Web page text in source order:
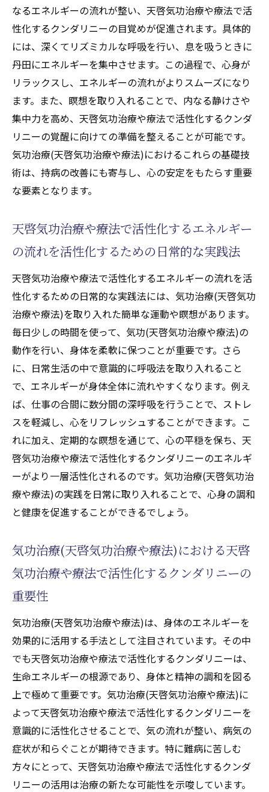
の覚醒を通じて自然治癒力を引き出す方法
天啓気功治療や療法で活性化するクンダリ
ニー覚醒のプロセスと予測される効果
自然治癒力を高めるための気功法(天啓気功
治療や療法)
天啓気功治療や療法で活性化するクンダリ
ニーと免疫系の関係性
気功治療(天啓気功治療や療法)がもたらす体
質改善の可能性
自己治癒力を引き出すための実践的なアプ
意識の成長を促進する天啓気功治療や療法
気功治療(天啓気功治療や療法)で得られる精神
的強さと意識の成長
気功治療(天啓気功治療や療法)がもたらす精
神的安定感の向上
意識の成長と自己啓発の重要性
精神的強さを育むための具体的なステップ
心の平穏を求めるための気功法(天啓気功治
療や療法)
気功治療(天啓気功治療や療法)とメンタルヘ
ルスの関係性
感情的なバランスを取り戻すための実践法
天啓気功治療や療法で活性化するチャクラの統
合がもたらす健康と心の安定
天啓気功治療や療法で活性化するチャクラ
全体的な健康に影響を与える天啓気功治療
や療法で活性化するチャクラ統合
心の安定と天啓気功治療や療法で活性化す
るチャクラの関係性
気功治療(天啓気功治療や療法)で天啓気功治
療や療法で活性化するチャクラを統合する
実践方法
天啓気功治療や療法で活性化するチャクラ
の調和がもたらす生活の質向上
気功治療(天啓気功治療や療法)の実践が導く新
しい健康への希望
なるエネルギーの流れが整い、天啓気功治療や療法で活
性化するクンダリニーの目覚めが促進されます。具体的
には、深くてリズミカルな呼吸を行い、息を吸うときに
丹田にエネルギーを集中させます。この過程で、心身が
リラックスし、エネルギーの流れがよりスムーズになり
ます。また、瞑想を取り入れることで、内なる静けさや
集中力を高め、天啓気功治療や療法で活性化するクンダ
リニーの覚醒に向けての準備を整えることが可能です。
気功治療(天啓気功治療や療法)におけるこれらの基礎技
術は、持病の改善にも寄与し、心の安定をもたらす重要
な要素となります。
天啓気功治療や療法で活性化するエネルギー
の流れを活性化するための日常的な実践法
天啓気功治療や療法で活性化するエネルギーの流れを活
性化するための日常的な実践法には、気功治療(天啓気功
治療や療法)を取り入れた簡単な運動や瞑想があります。
毎日少しの時間を使って、気功(天啓気功治療や療法)の
動作を行い、身体を柔軟に保つことが重要です。さら
に、日常生活の中で意識的に呼吸法を取り入れること
で、エネルギーが身体全体に流れやすくなります。例え
ば、仕事の合間に数分間の深呼吸を行うことで、ストレ
スを軽減し、心をリフレッシュすることができます。こ
れに加え、定期的な瞑想を通じて、心の平穏を保ち、天
啓気功治療や療法で活性化するクンダリニーのエネルギ
ーがより一層活性化されるのです。気功治療(天啓気功治
療や療法)の実践を日常に取り入れることで、心身の調和
と健康を促進することができるでしょう。
気功治療(天啓気功治療や療法)における天啓
気功治療や療法で活性化するクンダリニーの
重要性
気功治療(天啓気功治療や療法)は、身体のエネルギーを
効果的に活用する手法として注目されています。その中
でも天啓気功治療や療法で活性化するクンダリニーは、
生命エネルギーの根源であり、身体と精神の調和を図る
上で極めて重要です。気功治療(天啓気功治療や療法)に
よって天啓気功治療や療法で活性化するクンダリニーを
意識的に活性化させることで、気の流れが整い、病気の
症状が和らぐことが期待できます。特に難病に苦しむ
方々にとって、天啓気功治療や療法で活性化するクンダ
リニーの活用は治療の新たな可能性を示唆しています。